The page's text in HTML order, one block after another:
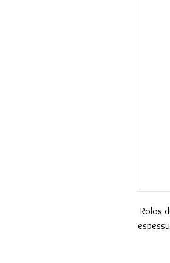
Rolos